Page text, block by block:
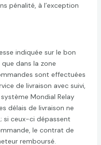
pénalité, à l’exception
indiquée sur le bon
dans la zone
sont effectuées
de livraison avec suivi,
Mondial Relay
délais de livraison ne
si ceux-ci dépassent
le contrat de
remboursé.